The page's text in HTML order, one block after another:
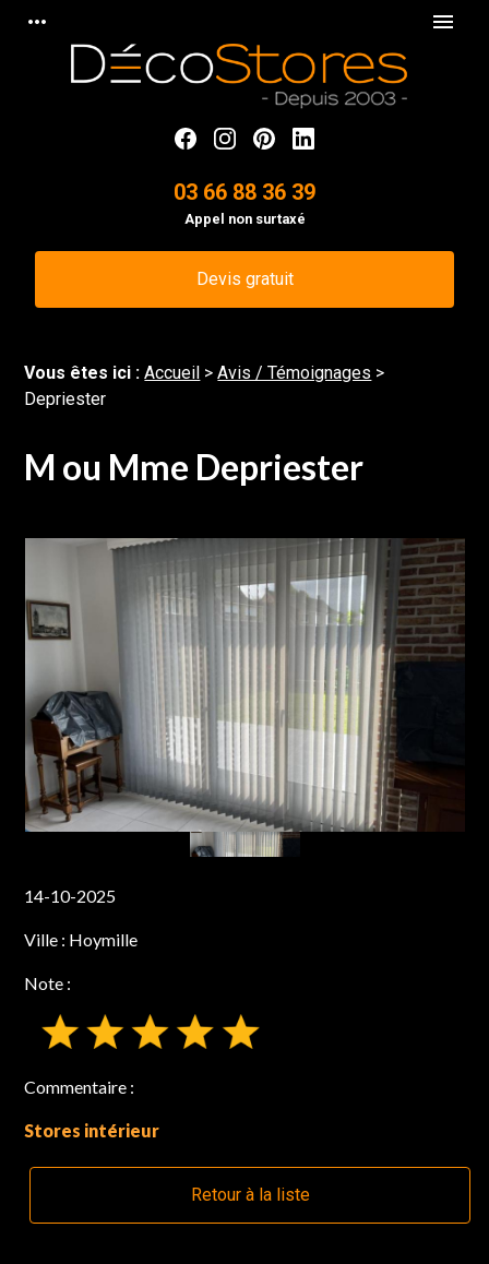
more_horiz menu
03 66 88 36 39
Appel non surtaxé
Devis gratuit
Vous êtes ici :Accueil >Avis / Témoignages >
Depriester
M ou Mme Depriester
14-10-2025
Ville : Hoymille
Note :
Commentaire :
Stores intérieur
Retour à la liste